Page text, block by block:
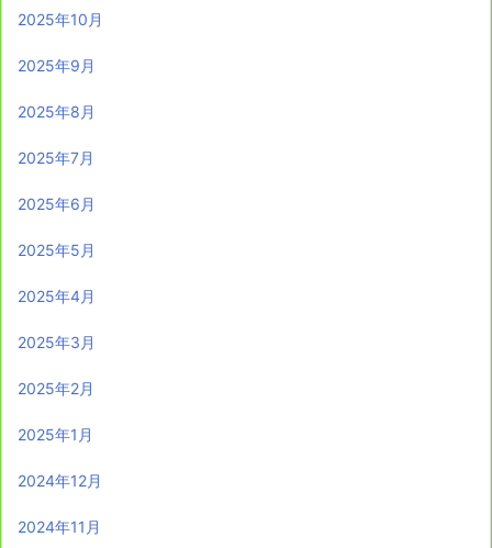
2025年10月
2025年9月
2025年8月
2025年7月
2025年6月
2025年5月
2025年4月
2025年3月
2025年2月
2025年1月
2024年12月
2024年11月